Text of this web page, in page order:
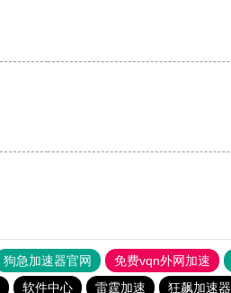
狗急加速器官网 免费vqn外网加速
软件中心 雷霆加速 狂飙加速器